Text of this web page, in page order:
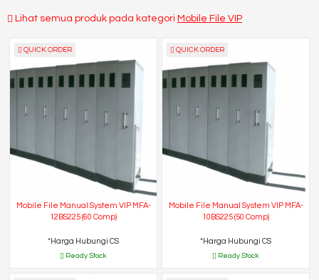
Lihat semua produk pada kategori Mobile File VIP
QUICK ORDER
Mobile File Manual System VIP MFA-
12BS225 (60 Comp)
*Harga Hubungi CS
Ready Stock
QUICK ORDER
Mobile File Manual System VIP MFA-
10BS225 (50 Comp)
*Harga Hubungi CS
Ready Stock